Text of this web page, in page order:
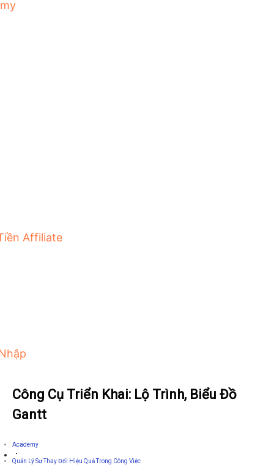
Affiliate
Công Cụ Triển Khai: Lộ Trình, Biểu Đồ
Gantt
Academy
Quản Lý Sự Thay Đổi Hiệu Quả Trong Công Việc